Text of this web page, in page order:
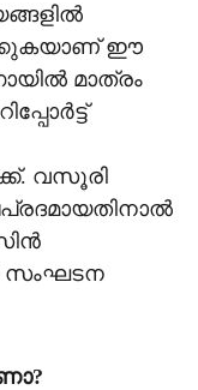
ഈ
മാത്രം
വസൂരി
സംഘടന